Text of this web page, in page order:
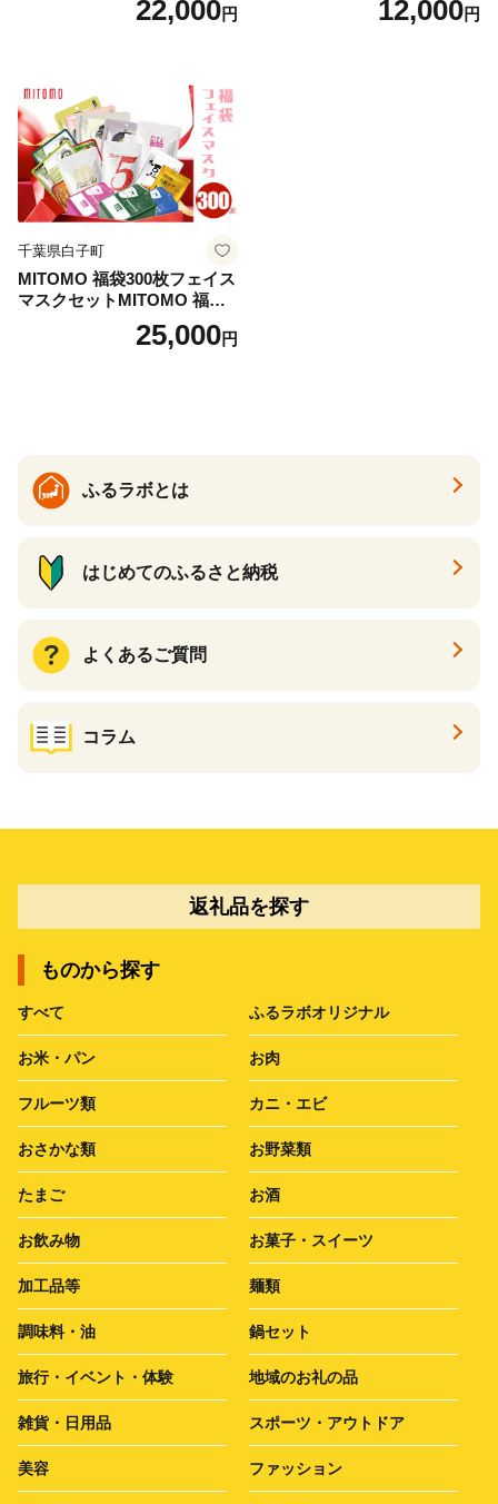
22,000円
アロマ 香り まとめ買い静岡
12,000円
千葉県白子町
MITOMO 福袋300枚フェイス
マスクセットMITOMO 福袋3
00枚フェイスマスクセット
ふるさと納税 パック ファイ
25,000円
ふるラボとは
はじめてのふるさと納税
よくあるご質問
コラム
返礼品を探す
ものから探す
すべて ふるラボオリジナル
お米・パン お肉
フルーツ類 カニ・エビ
おさかな類 お野菜類
たまご お酒
お飲み物 お菓子・スイーツ
加工品等 麺類
調味料・油 鍋セット
旅行・イベント・体験 地域のお礼の品
雑貨・日用品 スポーツ・アウトドア
美容 ファッション